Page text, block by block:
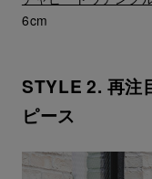
6cm
STYLE 2. 再注
ピース